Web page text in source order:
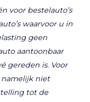
voor bestelauto’s
waarvoor u in
geen
aantoonbaar
gereden is. Voor
niet
tot de